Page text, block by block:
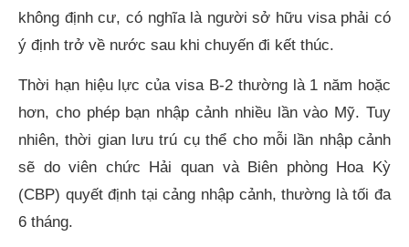
không định cư, có nghĩa là người sở hữu visa phải có
ý định trở về nước sau khi chuyến đi kết thúc.
Thời hạn hiệu lực của visa B-2 thường là 1 năm hoặc
hơn, cho phép bạn nhập cảnh nhiều lần vào Mỹ. Tuy
nhiên, thời gian lưu trú cụ thể cho mỗi lần nhập cảnh
sẽ do viên chức Hải quan và Biên phòng Hoa Kỳ
(CBP) quyết định tại cảng nhập cảnh, thường là tối đa
6 tháng.